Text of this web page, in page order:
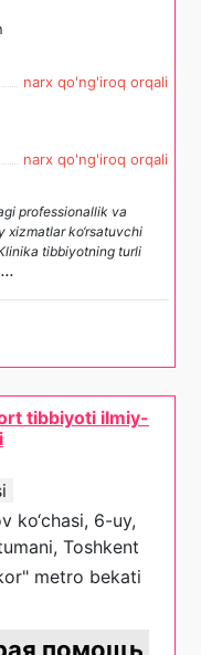
narx qo'ng'iroq orqali
narx qo'ng'iroq orqali
professionallik va
xizmatlar ko‘rsatuvchi
tibbiyotning turli
...
tibbiyoti ilmiy-
ko‘chasi, 6-uy,
Toshkent
metro bekati